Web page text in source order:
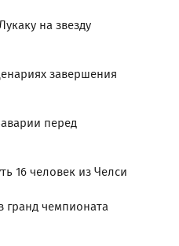
на звезду
завершения
перед
16 человек из Челси
чемпионата